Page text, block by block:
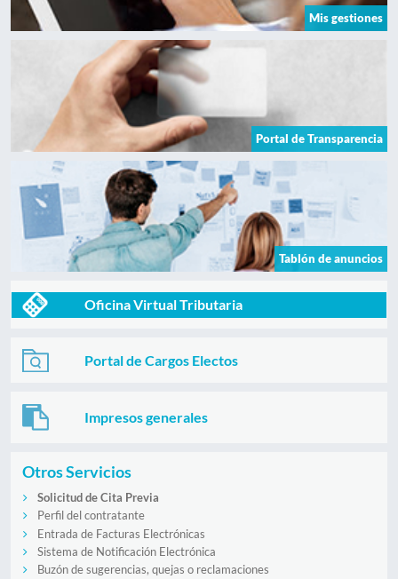
Mis gestiones
Portal de Transparencia
Tablón de anuncios
Oficina Virtual Tributaria
Portal de Cargos Electos
Impresos generales
Otros Servicios
Solicitud de Cita Previa
Perfil del contratante
Entrada de Facturas Electrónicas
Sistema de Notificación Electrónica
Buzón de sugerencias, quejas o reclamaciones